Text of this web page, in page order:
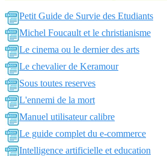
Petit Guide de Survie des Etudiants
Michel Foucault et le christianisme
Le cinema ou le dernier des arts
Le chevalier de Keramour
Sous toutes reserves
L'ennemi de la mort
Manuel utilisateur calibre
Le guide complet du e-commerce
Intelligence artificielle et education